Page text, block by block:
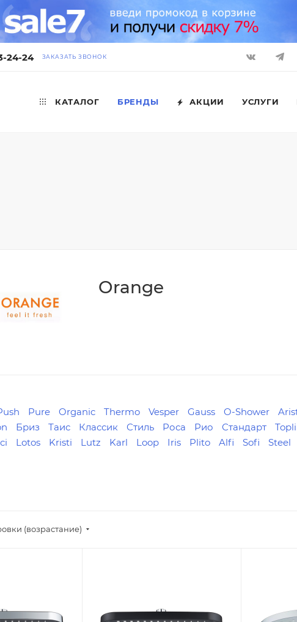
24-24 ЗАКАЗАТЬ ЗВОНОК
КАТАЛОГ БРЕНДЫ АКЦИИ УСЛУГИ
Orange
Pure Organic Thermo Vesper Gauss O-Shower
Бриз Таис Классик Стиль Роса Рио Стандарт
Lotos Kristi Lutz Karl Loop Iris Plito Alfi Sofi Steel
(возрастание)